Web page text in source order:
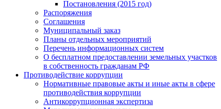
Постановления (2015 год)
Распоряжения
Соглашения
Муниципальный заказ
Планы отдельных мероприятий
Перечень информационных систем
О бесплатном предоставлении земельных участков
в собственность гражданам РФ
Противодействие коррупции
Нормативные правовые акты и иные акты в сфере
противодействия коррупции
Антикоррупционная экспертиза